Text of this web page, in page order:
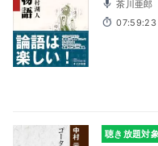
茶川亜郎
07:59:23
聴き放題対